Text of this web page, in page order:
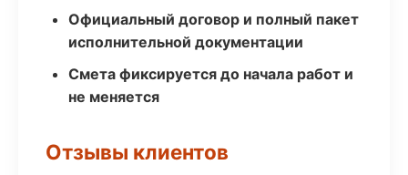
Официальный договор и полный пакет
исполнительной документации
Смета фиксируется до начала работ и
не меняется
Отзывы клиентов